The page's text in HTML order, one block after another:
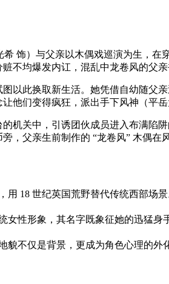
饰）与父亲以木偶戏巡演为生，
不均爆发内讧，混乱中龙卷风的父亲
以此换取新生活。她凭借自幼随父
他们变得疯狂，派出手下风神（平岳
机关中，引诱团伙成员进入布满
，父亲生前制作的 “龙卷风” 木偶在
用 18 世纪英国荒野替代传统西部
女性形象，其名字既象征她的迅猛
貌不仅是背景，更成为角色心理的